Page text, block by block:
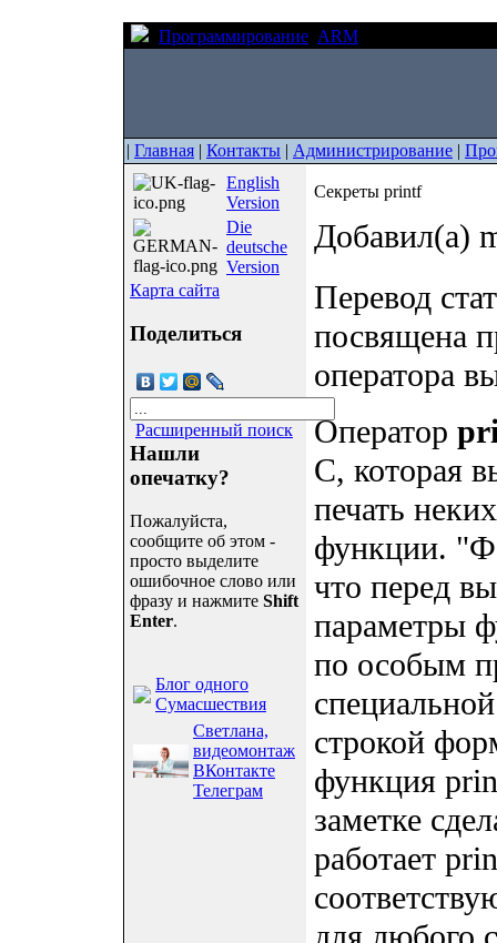
Программирование ARM
| Главная | Контакты | Администрирование |
English
Version
Die
deutsche
Version
Карта сайта
Поделиться
Расширенный поиск
Нашли
опечатку?
Пожалуйста,
сообщите об этом -
просто выделите
ошибочное слово или
фразу и нажмите Shift
Enter.
Блог одного
Сумасшествия
Светлана,
видеомонтаж
ВКонтакте
Телеграм
Секреты printf
Добавил(а)
Перевод
посвящена
оператора
Оператор
C, которая
печать
функции.
что перед
параметры
по особым
строкой
функция
заметке
работает